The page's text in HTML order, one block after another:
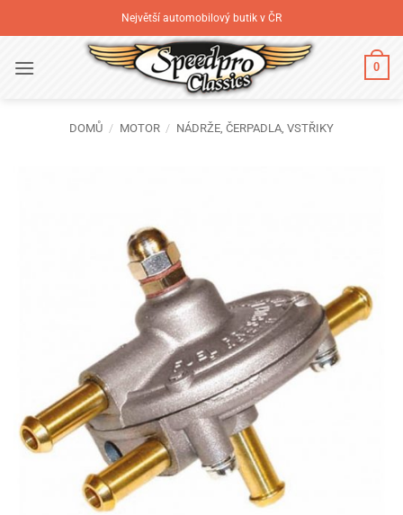
na
Největší automobilový butik v ČR
0
DOMŮ / MOTOR / NÁDRŽE, ČERPADLA, VSTŘIKY